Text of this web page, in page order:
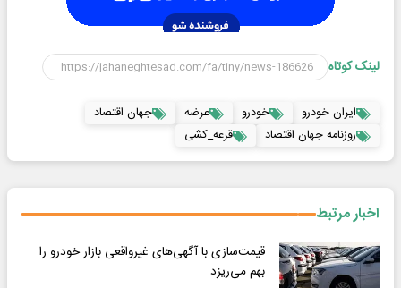
لینک کوتاه
ایران خودرو خودرو عرضه
جهان اقتصاد
روزنامه جهان اقتصاد
قرعه_کشی
اخبار مرتبط
قیمت‌سازی با آگهی‌های غیرواقعی بازار خودرو را
بهم می‌ریزد